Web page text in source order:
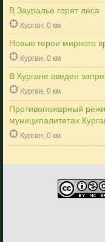
В Зауралье горят леса
Курган, 0 км
Новые герои мирного
Курган, 0 км
В Кургане введен
Курган, 0 км
Противопожарный
муниципалитетах
Курган, 0 км